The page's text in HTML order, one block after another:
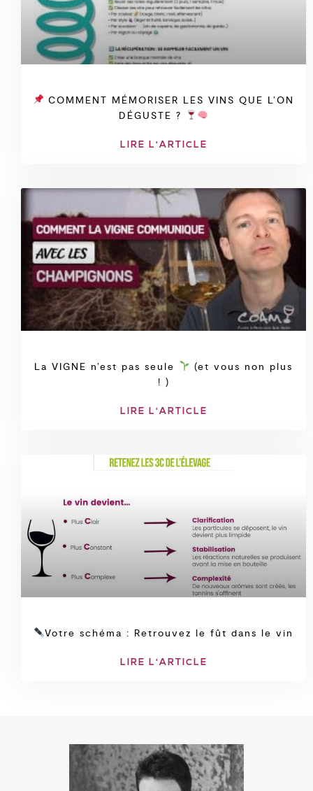
COMMENT MÉMORISER LES VINS QUE L’ON
DÉGUSTE ?
LIRE L'ARTICLE
La VIGNE n’est pas seule
(et vous non plus
! )
LIRE L'ARTICLE
Votre schéma : Retrouvez le fût dans le vin
LIRE L'ARTICLE